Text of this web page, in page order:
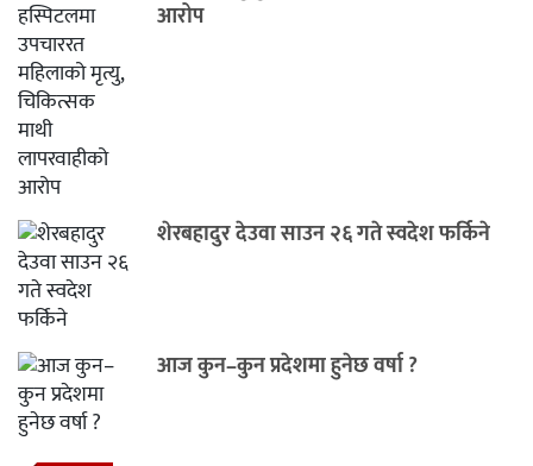
आरोप
शेरबहादुर देउवा साउन २६ गते स्वदेश फर्किने
आज कुन–कुन प्रदेशमा हुनेछ वर्षा ?